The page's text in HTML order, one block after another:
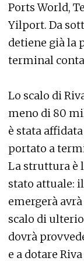
Ports World,
Yilport. Da
detiene già la
terminal
Lo scalo di
meno di 80
è stata
portato a
La struttura è
stato attuale:
emergerà
scalo di
dovrà
e a dotare